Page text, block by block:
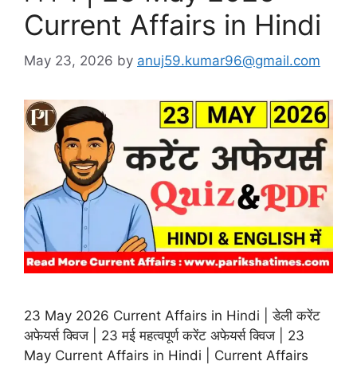
Current Affairs in Hindi
May 23, 2026 by anuj59.kumar96@gmail.com
23 May 2026 Current Affairs in Hindi | डेली करेंट
अफेयर्स क्विज | 23 मई महत्वपूर्ण करेंट अफेयर्स क्विज | 23
May Current Affairs in Hindi | Current Affairs